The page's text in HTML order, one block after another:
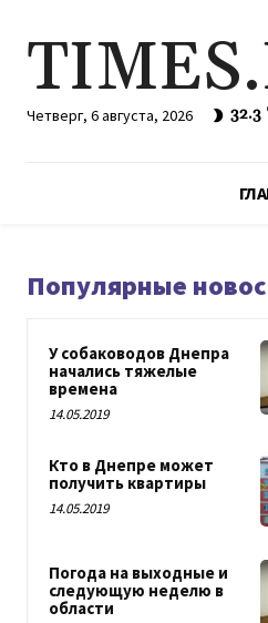
Четверг, 6 августа, 2026 32.3
Популярные
У собаководов Днепра
начались тяжелые
времена
14.05.2019
Кто в Днепре может
получить квартиры
14.05.2019
Погода на выходные и
следующую неделю в
области